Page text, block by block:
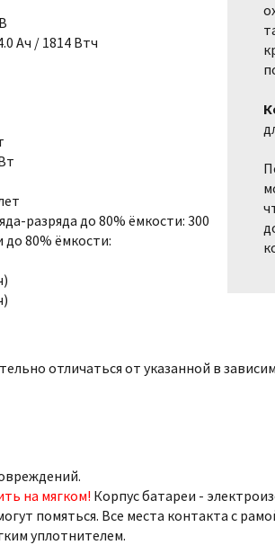
Ач / 1814 Втч
разряда до 80% ёмкости: 300
до 80% ёмкости:
отличаться от указанной в
на мягком! Корпус батареи -
помяться. Все места контакта с
уплотнителем.